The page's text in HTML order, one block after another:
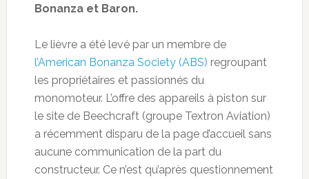
Bonanza et Baron.
Le lièvre a été levé par un membre de
l’American Bonanza Society (ABS) regroupant
les propriétaires et passionnés du
monomoteur. L’offre des appareils à piston sur
le site de Beechcraft (groupe Textron Aviation)
a récemment disparu de la page d’accueil sans
aucune communication de la part du
constructeur. Ce n’est qu’après questionnement